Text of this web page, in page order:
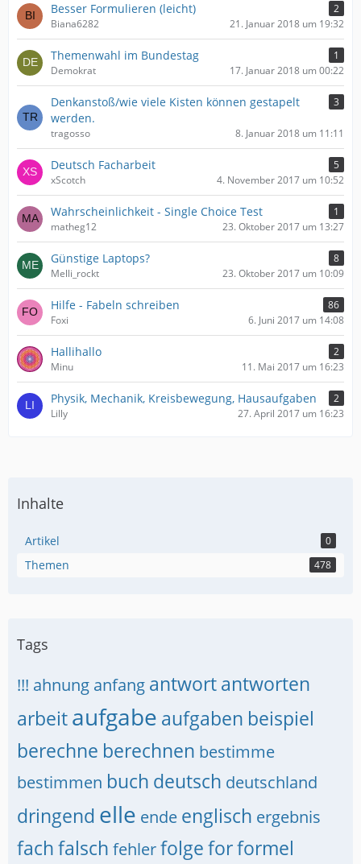
Besser Formulieren (leicht)
2
Biana6282
21. Januar 2018 um 19:32
Themenwahl im Bundestag
1
Demokrat
17. Januar 2018 um 00:22
Denkanstoß/wie viele Kisten können gestapelt
werden.
3
tragosso 8. Januar 2018 um 11:11
Deutsch Facharbeit
5
xScotch
4. November 2017 um 10:52
Wahrscheinlichkeit - Single Choice Test
1
matheg12
23. Oktober 2017 um 13:27
Günstige Laptops?
8
Melli_rockt
23. Oktober 2017 um 10:09
Hilfe - Fabeln schreiben
86
Foxi
6. Juni 2017 um 14:08
Hallihallo
2
Minu
11. Mai 2017 um 16:23
Physik, Mechanik, Kreisbewegung, Hausaufgaben
2
Lilly
27. April 2017 um 16:23
Inhalte
Artikel 0
Themen 478
Tags
!!! ahnung anfang antwortantworten
arbeitaufgabe aufgaben beispiel
berechne berechnen bestimme
bestimmen buch deutsch deutschland
dringend elle ende englisch ergebnis
fachfalsch fehlerfolgeforformel